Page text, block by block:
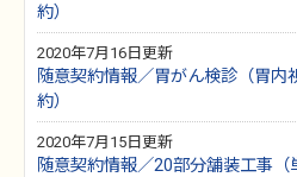
約）
2020年7月16日更新
随意契約情報／胃がん検診（胃内
約）
2020年7月15日更新
随意契約情報／20部分舗装工事（